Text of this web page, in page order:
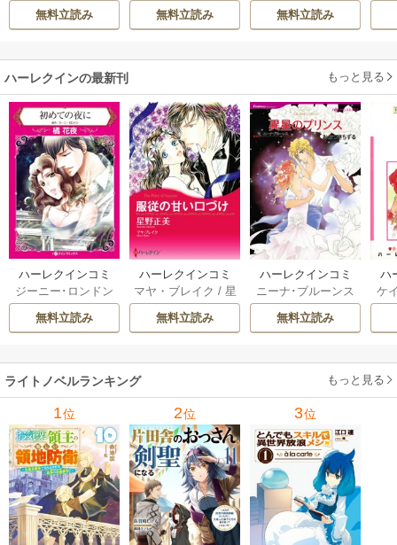
皇子殿下がどうも
溺愛してくれてい
AKOTO / 鴉羽凛燈
無料立読み 無料立読み 無料立読み
ハーレクインの最新刊 もっと見る
ハーレクインコミ
ックス セット 202
6年 vol.1064 1巻
ジーニー･ロンドン
橘花夜 / メアリ
ー･ライアンズ
ーガン/星合操/ア
ン･ウィール/ 津寺
里可子
無料立読み
ハーレクインコミ
ックス セット 202
6年 vol.1002 1巻
マヤ・ブレイク / 星
野正美/
ヘレン･ブ
ルックス/のわきね
ウェイ/一重夕子
無料立読み
ハーレクインコミ
ックス セット 202
6年 vol.1063 1巻
ニーナ･ブルーンス
おおつきちずる
レベッカ･ヨーク
ーディ/海野みつる
サラ･ウッド/流
水凛子
無料立読み
ハ
ッ
ケ
ザ
ライトノベルランキング もっと見る
1位 2位 3位